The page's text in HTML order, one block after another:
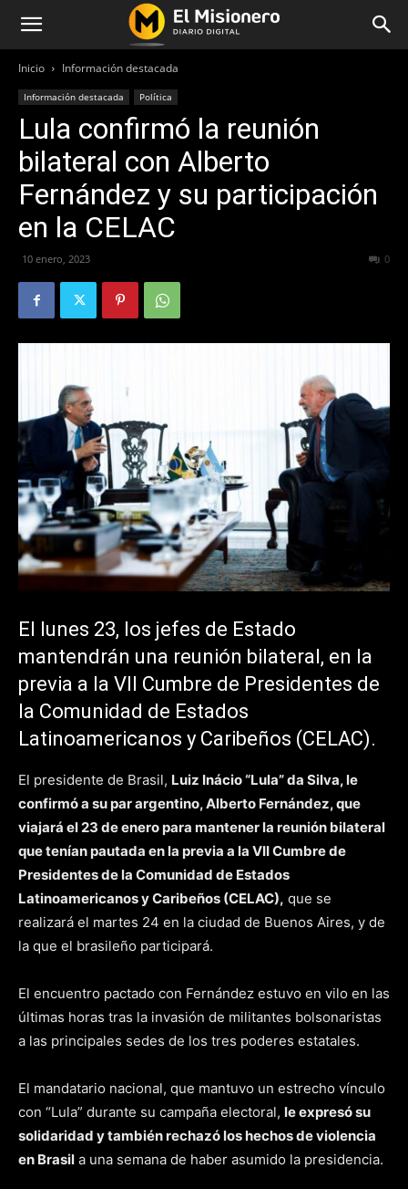
Inicio Información destacada
Información destacada Política
Lula confirmó la reunión
bilateral con Alberto
Fernández y su participación
en la CELAC
10 enero, 2023 0
El lunes 23, los jefes de Estado
mantendrán una reunión bilateral, en la
previa a la VII Cumbre de Presidentes de
la Comunidad de Estados
Latinoamericanos y Caribeños (CELAC).
El presidente de Brasil, Luiz Inácio “Lula” da Silva, le
confirmó a su par argentino, Alberto Fernández, que
viajará el 23 de enero para mantener la reunión bilateral
que tenían pautada en la previa a la VII Cumbre de
Presidentes de la Comunidad de Estados
Latinoamericanos y Caribeños (CELAC), que se
realizará el martes 24 en la ciudad de Buenos Aires, y de
la que el brasileño participará.
El encuentro pactado con Fernández estuvo en vilo en las
últimas horas tras la invasión de militantes bolsonaristas
a las principales sedes de los tres poderes estatales.
El mandatario nacional, que mantuvo un estrecho vínculo
con “Lula” durante su campaña electoral, le expresó su
solidaridad y también rechazó los hechos de violencia
en Brasil a una semana de haber asumido la presidencia.